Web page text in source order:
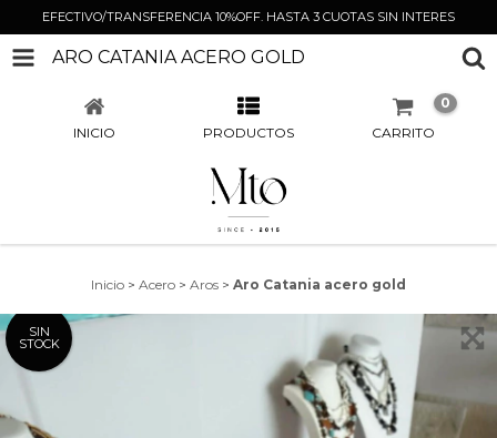
EFECTIVO/TRANSFERENCIA 10%OFF. HASTA 3 CUOTAS SIN INTERES
ARO CATANIA ACERO GOLD
INICIO PRODUCTOS CARRITO
0
Inicio > Acero > Aros > Aro Catania acero gold
SIN
STOCK